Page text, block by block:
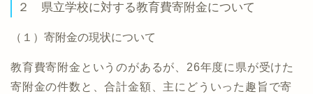
２ 県立学校に対する教育費寄附金について
（１）寄附金の現状について
教育費寄附金というのがあるが、26年度に県が受けた
寄附金の件数と、合計金額、主にどういった趣旨で寄